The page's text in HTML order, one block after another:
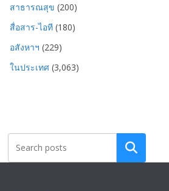
สาธารณสุข (200)
สื่อสาร-ไอที (180)
อสังหาฯ (229)
ในประเทศ (3,063)
Search